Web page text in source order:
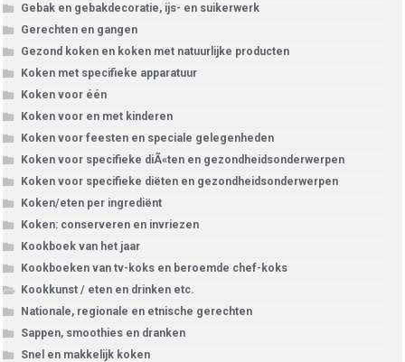
Gebak en gebakdecoratie, ijs- en suikerwerk
Gerechten en gangen
Gezond koken en koken met natuurlijke producten
Koken met specifieke apparatuur
Koken voor één
Koken voor en met kinderen
Koken voor feesten en speciale gelegenheden
Koken voor specifieke diÃ«ten en gezondheidsonderwerpen
Koken voor specifieke diëten en gezondheidsonderwerpen
Koken/eten per ingrediënt
Koken: conserveren en invriezen
Kookboek van het jaar
Kookboeken van tv-koks en beroemde chef-koks
Kookkunst / eten en drinken etc.
Nationale, regionale en etnische gerechten
Sappen, smoothies en dranken
Snel en makkelijk koken